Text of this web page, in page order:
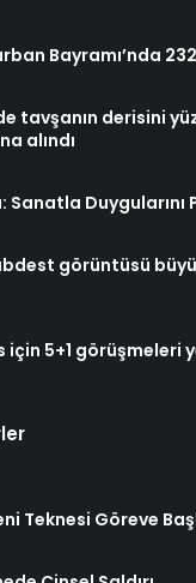
Bayramı’nda
tavşanın derisini
alındı
Sanatla Duygularını
görüntüsü
için 5+1 görüşmeleri
Teknesi Göreve